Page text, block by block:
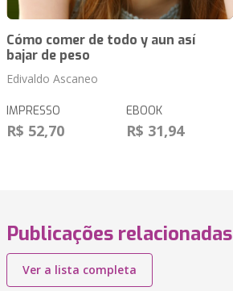
Cómo comer de todo y aun así
bajar de peso
Edivaldo Ascaneo
IMPRESSO
R$ 52,70
EBOOK
R$ 31,94
Publicações relacionadas
Ver a lista completa